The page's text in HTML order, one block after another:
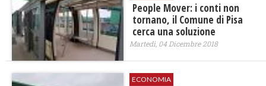
​People Mover: i conti non
tornano, il Comune di Pisa
cerca una soluzione
Martedì, 04 Dicembre 2018
ECONOMIA